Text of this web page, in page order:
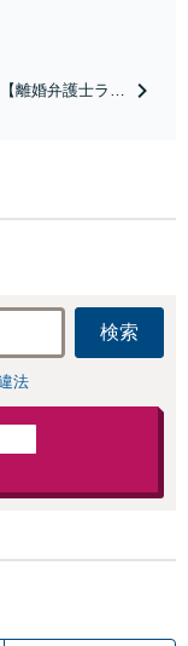
【離婚弁護士ラン
で金銭的に満足で
きる解決を目指し
ます。
検索
法